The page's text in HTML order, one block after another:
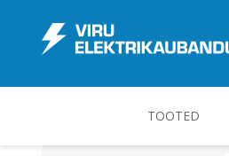
TOOTED